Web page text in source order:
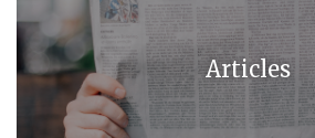
Articles